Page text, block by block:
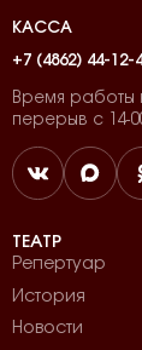
КАССА
+7 (4862) 44-12-
Время работы
перерыв с 14-
ТЕАТР
Репертуар
История
Новости